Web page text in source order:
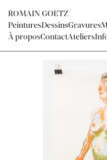
ROMAIN GOETZ
PeinturesDessinsGravures
À proposContactAteliers